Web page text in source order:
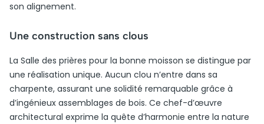
son alignement.
Une construction sans clous
La Salle des prières pour la bonne moisson se distingue par
une réalisation unique. Aucun clou n’entre dans sa
charpente, assurant une solidité remarquable grâce à
d’ingénieux assemblages de bois. Ce chef-d’œuvre
architectural exprime la quête d’harmonie entre la nature